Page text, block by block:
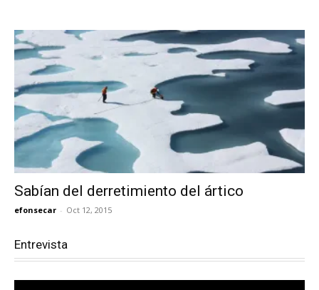
Sabían del derretimiento del ártico
efonsecar - Oct 12, 2015
Entrevista